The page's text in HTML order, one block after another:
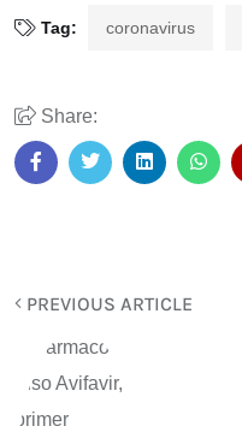
Tag: coronavirus
Share:
PREVIOUS ARTICLE